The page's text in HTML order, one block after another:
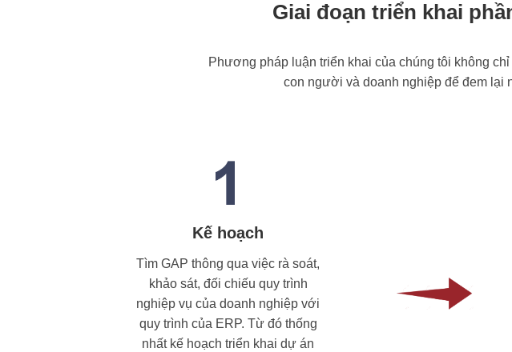
Giai đoạn triển khai
Phương pháp luận triển khai của chúng tôi không
con người và doanh nghiệp để đem lại
Kế hoạch
Tìm GAP thông qua việc rà soát,
khảo sát, đối chiếu quy trình
nghiệp vụ của doanh nghiệp với
quy trình của ERP. Từ đó thống
nhất kế hoạch triển khai dự án